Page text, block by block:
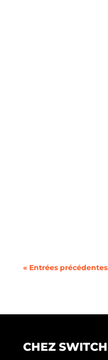
« Entrées précédentes
CHEZ SWITCH